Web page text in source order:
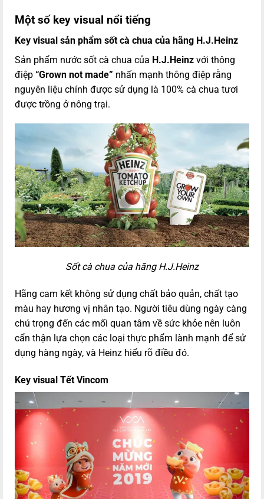
Một số key visual nổi tiếng
Key visual sản phẩm sốt cà chua của hãng H.J.Heinz
Sản phẩm nước sốt cà chua của H.J.Heinz với thông
điệp “Grown not made” nhấn mạnh thông điệp rằng
nguyên liệu chính được sử dụng là 100% cà chua tươi
được trồng ở nông trại.
Sốt cà chua của hãng H.J.Heinz
Hãng cam kết không sử dụng chất bảo quản, chất tạo
màu hay hương vị nhân tạo. Người tiêu dùng ngày càng
chú trọng đến các mối quan tâm về sức khỏe nên luôn
cẩn thận lựa chọn các loại thực phẩm lành mạnh để sử
dụng hàng ngày, và Heinz hiểu rõ điều đó.
Key visual Tết Vincom